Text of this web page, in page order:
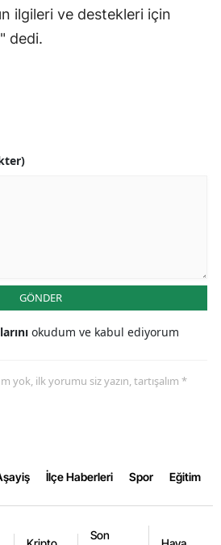
Muş
Sivas
Tekirdağ
Tokat
Şanlıurfa
Uşak
Van
ilgileri ve destekleri için
dedi.
GÖNDER
okudum ve kabul ediyorum
yok, ilk yorumu siz yazın, tartışalım *
İlçe Haberleri Spor Eğitim
Son